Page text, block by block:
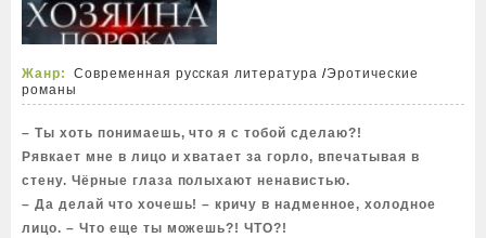
Жанр: Современная русская литература /Эротические
романы
– Ты хоть понимаешь, что я с тобой сделаю?!
Рявкает мне в лицо и хватает за горло, впечатывая в
стену. Чёрные глаза полыхают ненавистью.
– Да делай что хочешь! – кричу в надменное, холодное
лицо. – Что еще ты можешь?! ЧТО?!